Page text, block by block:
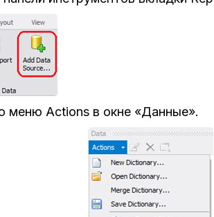
меню Actions в окне «Данные».